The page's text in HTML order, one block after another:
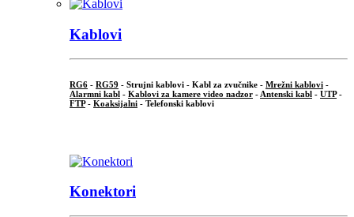
Kablovi
RG6 - RG59 - Strujni kablovi - Kabl za zvučnike - Mrežni kablovi -
Alarmni kabl - Kablovi za kamere video nadzor - Antenski kabl - UTP-
FTP- Koaksijalni - Telefonski kablovi
Konektori